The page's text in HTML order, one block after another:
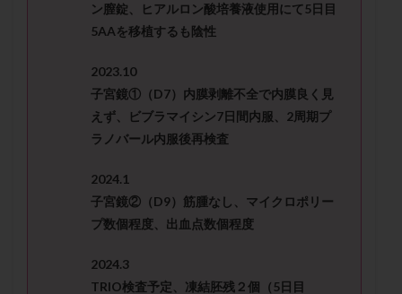
ン膣錠、ヒアルロン酸培養液使用にて5日目
5AAを移植するも陰性
2023.10
子宮鏡①（D7）内膜剥離不全で内膜良く見
えず、ビブラマイシン7日間内服、2周期プ
ラノバール内服後再検査
2024.1
子宮鏡②（D9）筋腫なし、マイクロポリー
プ数個程度、出血点数個程度
2024.3
TRIO検査予定、凍結胚残２個（5日目
プラノバール
プラバノール
ふりかけ法
プレコンセプション
プレドニン
プログラフ
プロバイオティクス
プロラクチン
ホルモン値
ホルモン投与
ホルモン注射
ホルモン補充周期
ホルモン補充法
ホルモン補充療法
マイクロポリープ
メンタル
モザイク杯
モザイク胚
ラクトバチルス
ラクトフェリン
レコベル
レトロゾール
レルミナ